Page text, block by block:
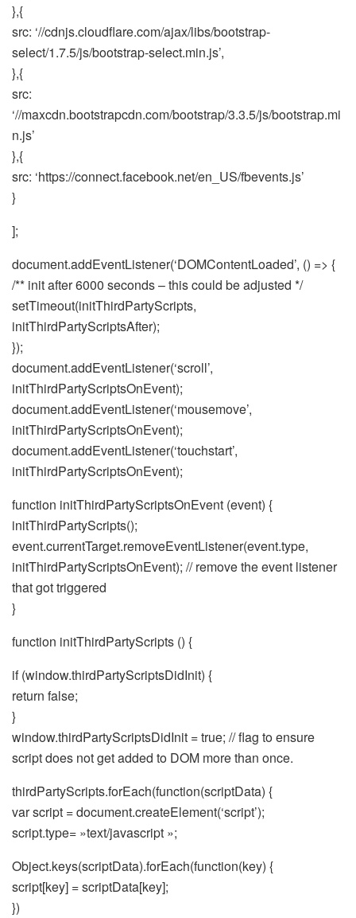
},{
src: ‘//cdnjs.cloudflare.com/ajax/libs/bootstrap-
select/1.7.5/js/bootstrap-select.min.js’,
},{
src:
‘//maxcdn.bootstrapcdn.com/bootstrap/3.3.5/js/bootstrap.mi
n.js’
},{
src: ‘https://connect.facebook.net/en_US/fbevents.js’
}
];
document.addEventListener(‘DOMContentLoaded’, () => {
/** init after 6000 seconds – this could be adjusted */
setTimeout(initThirdPartyScripts,
initThirdPartyScriptsAfter);
});
document.addEventListener(‘scroll’,
initThirdPartyScriptsOnEvent);
document.addEventListener(‘mousemove’,
initThirdPartyScriptsOnEvent);
document.addEventListener(‘touchstart’,
initThirdPartyScriptsOnEvent);
function initThirdPartyScriptsOnEvent (event) {
initThirdPartyScripts();
event.currentTarget.removeEventListener(event.type,
initThirdPartyScriptsOnEvent); // remove the event listener
that got triggered
}
function initThirdPartyScripts () {
if (window.thirdPartyScriptsDidInit) {
return false;
}
window.thirdPartyScriptsDidInit = true; // flag to ensure
script does not get added to DOM more than once.
thirdPartyScripts.forEach(function(scriptData) {
var script = document.createElement(‘script’);
script.type= »text/javascript »;
Object.keys(scriptData).forEach(function(key) {
script[key] = scriptData[key];
})